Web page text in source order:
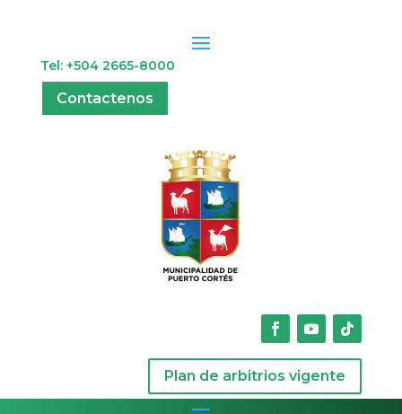
Tel: +504 2665-8000
Contactenos
Plan de arbitrios vigente